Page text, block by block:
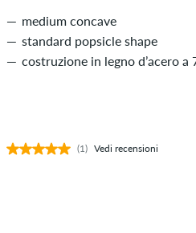
medium concave
standard popsicle shape
costruzione in legno d’acero a
(1) Vedi recensioni